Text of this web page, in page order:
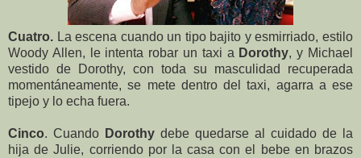
Cuatro. La escena cuando un tipo bajito y esmirriado, estilo
Woody Allen, le intenta robar un taxi a Dorothy, y Michael
vestido de Dorothy, con toda su masculidad recuperada
momentáneamente, se mete dentro del taxi, agarra a ese
tipejo y lo echa fuera.
Cinco. Cuando Dorothy debe quedarse al cuidado de la
hija de Julie, corriendo por la casa con el bebe en brazos